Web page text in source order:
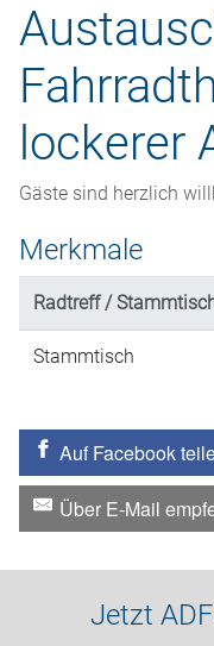
lockerer
Gäste sind herzlich
Merkmale
Radtreff /
Stammtisch
Auf Facebook
Über E-Mail
Jetzt